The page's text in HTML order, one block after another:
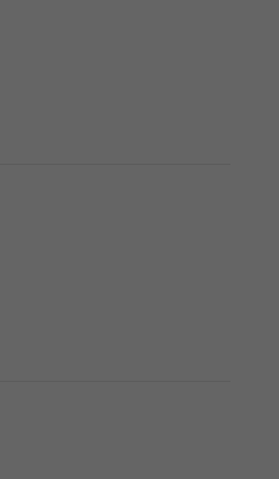
Ota mielellään yhteyttä
Kiva että pidät